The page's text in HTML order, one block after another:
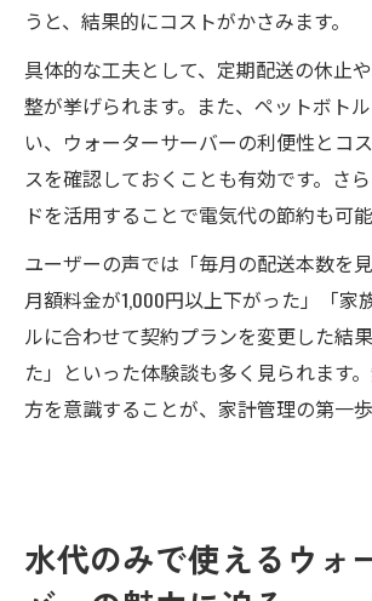
うと、結果的にコストがかさみます。
具体的な工夫として、定期配送の休止
整が挙げられます。また、ペットボト
い、ウォーターサーバーの利便性とコ
スを確認しておくことも有効です。さ
ドを活用することで電気代の節約も可能
ユーザーの声では「毎月の配送本数を見
月額料金が1,000円以上下がった」「家
ルに合わせて契約プランを変更した結
た」といった体験談も多く見られます
方を意識することが、家計管理の第一歩
水代のみで使えるウォ